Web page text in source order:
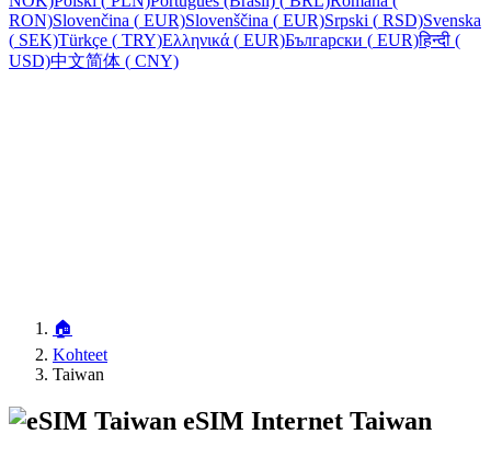
RON)Slovenčina ( EUR)Slovenščina ( EUR)Srpski ( RSD)Svenska
( SEK)Türkçe ( TRY)Ελληνικά ( EUR)Български ( EUR)हिन्दी (
USD)中文简体 ( CNY)
🏠
Kohteet
Taiwan
eSIM Internet Taiwan